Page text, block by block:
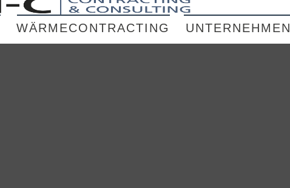
WÄRMECONTRACTING UNTERNEHMEN